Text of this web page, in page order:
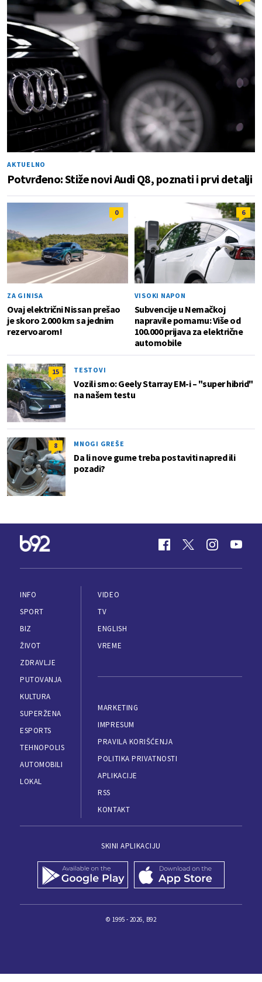
AKTUELNO
Potvrđeno: Stiže novi Audi Q8, poznati i prvi detalji
0
ZA GINISA
Ovaj električni Nissan prešao
je skoro 2.000 km sa jednim
rezervoarom!
6
VISOKI NAPON
Subvencije u Nemačkoj
napravile pomamu: Više od
100.000 prijava za električne
automobile
15 TESTOVI
Vozili smo: Geely Starray EM-i – "super hibrid"
na našem testu
8 MNOGI GREŠE
Da li nove gume treba postaviti napred ili
pozadi?
INFO
SPORT
BIZ
ŽIVOT
ZDRAVLJE
PUTOVANJA
KULTURA
SUPERŽENA
ESPORTS
TEHNOPOLIS
AUTOMOBILI
LOKAL
VIDEO
TV
ENGLISH
VREME
MARKETING
IMPRESUM
PRAVILA KORIŠĆENJA
POLITIKA PRIVATNOSTI
APLIKACIJE
RSS
KONTAKT
SKINI APLIKACIJU
© 1995 - 2026, B92